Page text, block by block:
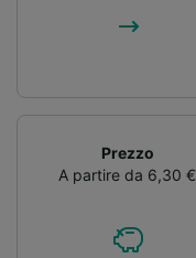
Prezzo
A partire da 6,30 €